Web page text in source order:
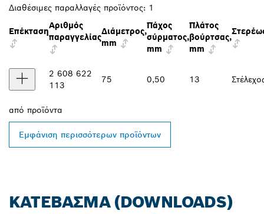
Διαθέσιμες παραλλαγές προϊόντος: 1
Επέκταση
Αριθμός
παραγγελίας
Διάμετρος,
mm
Πάχος
σύρματος,
mm
Πλάτος
βούρτσας,
mm
2 608 622
113
75 0,50 13
από προϊόντα
Εμφάνιση περισσότερων προϊόντων
ΚΑΤΈΒΑΣΜΑ (DOWNLOADS)